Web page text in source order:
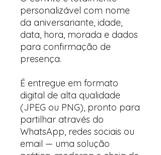
personalizável com nome
da aniversariante, idade,
data, hora, morada e dados
para confirmação de
presença.
É entregue em formato
digital de alta qualidade
(JPEG ou PNG), pronto para
partilhar através do
WhatsApp, redes sociais ou
email — uma solução